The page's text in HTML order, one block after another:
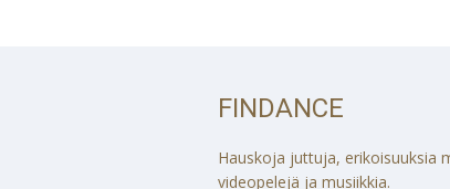
FINDANCE
Hauskoja juttuja, erikoisuuksia
videopelejä ja musiikkia.